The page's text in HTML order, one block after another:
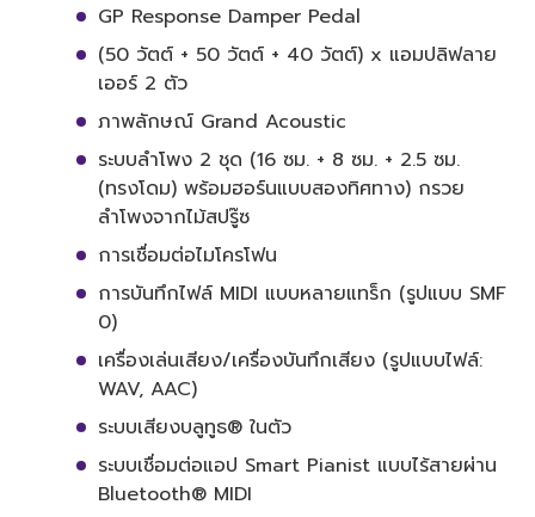
GP Response Damper Pedal
(50 วัตต์ + 50 วัตต์ + 40 วัตต์) x แอมปลิฟลาย
เออร์ 2 ตัว
ภาพลักษณ์ Grand Acoustic
ระบบลำโพง 2 ชุด (16 ซม. + 8 ซม. + 2.5 ซม.
(ทรงโดม) พร้อมฮอร์นแบบสองทิศทาง) กรวย
ลำโพงจากไม้สปรู๊ซ
การเชื่อมต่อไมโครโฟน
การบันทึกไฟล์ MIDI แบบหลายแทร็ก (รูปแบบ SMF
0)
เครื่องเล่นเสียง/เครื่องบันทึกเสียง (รูปแบบไฟล์:
WAV, AAC)
ระบบเสียงบลูทูธ® ในตัว
ระบบเชื่อมต่อแอป Smart Pianist แบบไร้สายผ่าน
Bluetooth® MIDI